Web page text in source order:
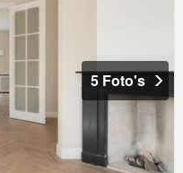
5 Foto's